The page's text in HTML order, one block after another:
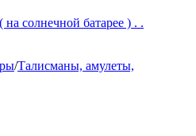
солнечной батарее ) . .
/Талисманы, амулеты,